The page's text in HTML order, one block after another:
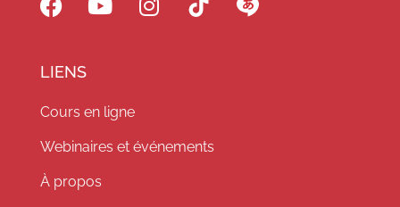
LIENS
Cours en ligne
Webinaires et événements
À propos